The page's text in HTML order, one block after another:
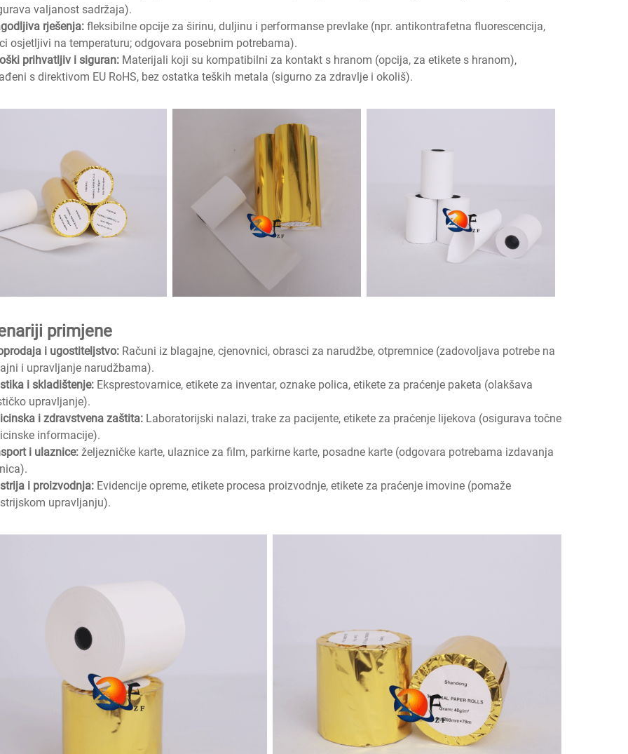
valjanost sadržaja).
rješenja: fleksibilne opcije za širinu, duljinu i performanse prevlake (npr. antikontrafetna fluorescencija,
osjetljivi na temperaturu; odgovara posebnim potrebama).
prihvatljiv i siguran: Materijali koji su kompatibilni za kontakt s hranom (opcija, za etikete s hranom),
s direktivom EU RoHS, bez ostatka teških metala (sigurno za zdravlje i okoliš).
primjene
i ugostiteljstvo: Računi iz blagajne, cjenovnici, obrasci za narudžbe, otpremnice (zadovoljava potrebe na
i upravljanje narudžbama).
i skladištenje: Eksprestovarnice, etikete za inventar, oznake polica, etikete za praćenje paketa (olakšava
upravljanje).
i zdravstvena zaštita: Laboratorijski nalazi, trake za pacijente, etikete za praćenje lijekova (osigurava točne
informacije).
i ulaznice: željezničke karte, ulaznice za film, parkirne karte, posadne karte (odgovara potrebama izdavanja
i proizvodnja: Evidencije opreme, etikete procesa proizvodnje, etikete za praćenje imovine (pomaže
upravljanju).